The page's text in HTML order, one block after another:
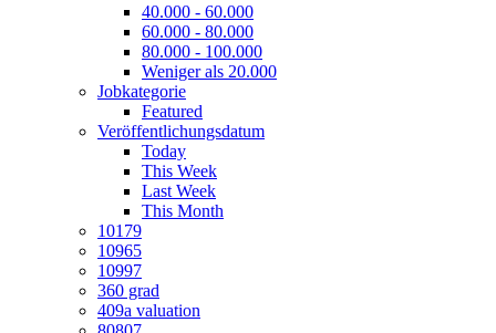
40.000 - 60.000
60.000 - 80.000
80.000 - 100.000
Weniger als 20.000
Jobkategorie
Featured
Veröffentlichungsdatum
Today
This Week
Last Week
This Month
10179
10965
10997
360 grad
409a valuation